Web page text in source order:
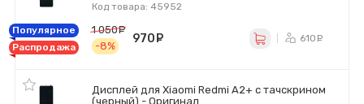
Код товара: 45952
Популярное
Распродажа
1 050
-8%
970 610
Дисплей для Xiaomi Redmi A2+ с тачскрином
(черный) - Оригинал